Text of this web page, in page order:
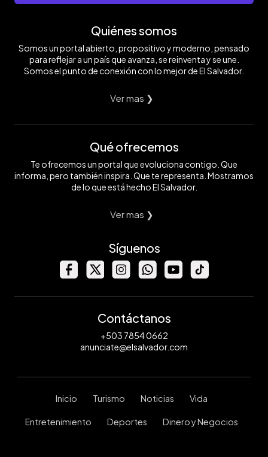
Quiénes somos
Somos un portal abierto, propositivo y moderno, pensado
para reflejar a un país que avanza, se reinventa y se une.
Somos el punto de conexión con lo mejor de El Salvador.
Ver mas ❯
Qué ofrecemos
Te ofrecemos un portal que evoluciona contigo. Que
informa, pero también inspira. Que te representa. Mostramos
de lo que está hecho El Salvador.
Ver mas ❯
Síguenos
Contáctanos
+503 7854 0662
anunciate@elsalvador.com
Inicio Turismo Noticias Vida
Entretenimiento Deportes Dinero y Negocios